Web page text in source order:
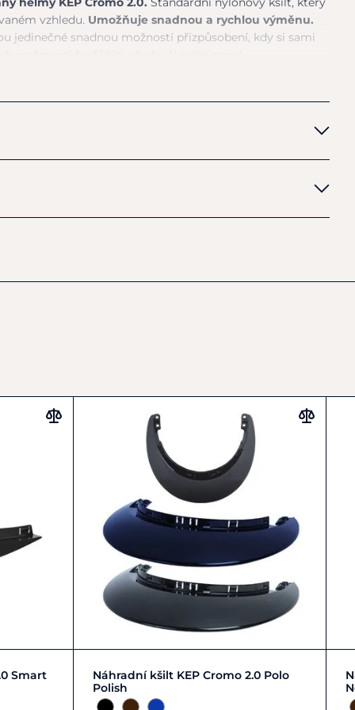
vzhledu. Umožňuje snadnou a rychlou výměnu.
jedinečné snadnou možností přizpůsobení, kdy si sami
Smart
Zobrazit detail
Náhradní kšilt KEP Cromo 2.0 Polo
Polish